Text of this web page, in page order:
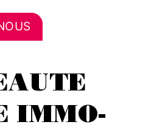
IMMO-